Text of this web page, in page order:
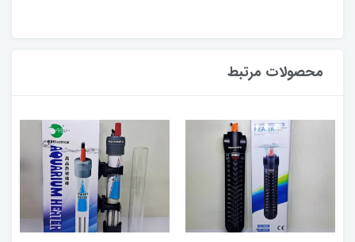
محصولات مرتبط